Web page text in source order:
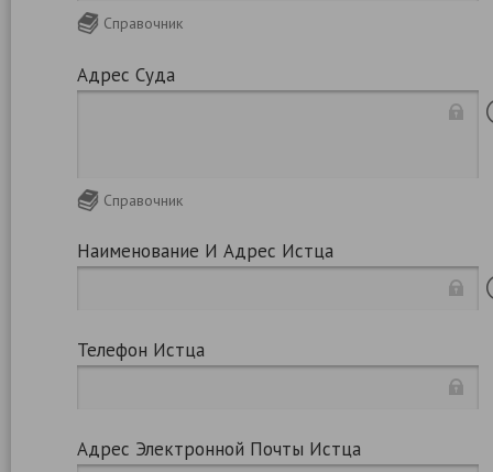
Справочник
Адрес Суда
Справочник
Наименование И Адрес Истца
Телефон Истца
Адрес Электронной Почты Истца